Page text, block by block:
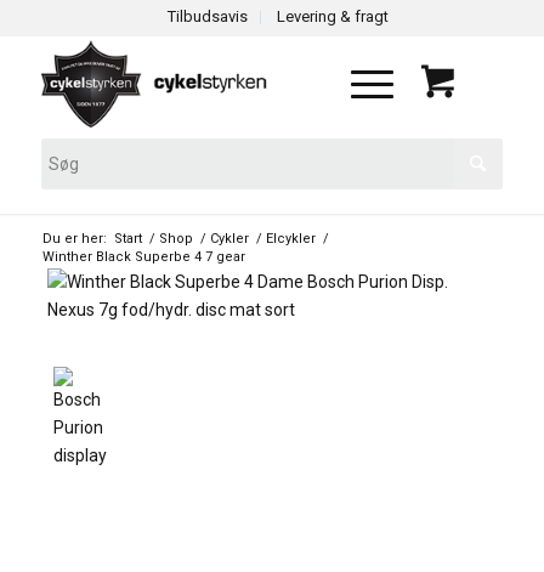
Tilbudsavis Levering & fragt
Du er her: Start / Shop / Cykler / Elcykler /
Winther Black Superbe 4 7 gear